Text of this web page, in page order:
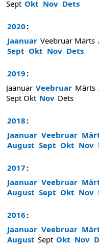
Sept Okt Nov Dets
2020 :
Jaanuar Veebruar Märts
Sept Okt Nov Dets
2019 :
Jaanuar Veebruar Märts
Sept Okt Nov Dets
2018 :
Jaanuar Veebruar
August Sept Okt Nov
2017 :
Jaanuar Veebruar
August Sept Okt Nov
2016 :
Jaanuar Veebruar
August Sept Okt Nov